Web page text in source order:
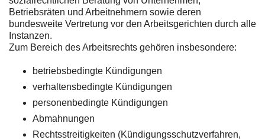
Betriebsräten und Arbeitnehmern sowie deren
bundesweite Vertretung vor den Arbeitsgerichten durch alle
Instanzen.
Zum Bereich des Arbeitsrechts gehören insbesondere:
betriebsbedingte Kündigungen
verhaltensbedingte Kündigungen
personenbedingte Kündigungen
Abmahnungen
Rechtsstreitigkeiten (Kündigungsschutzverfahren,